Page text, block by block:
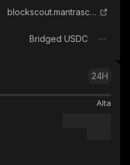
blockscout.mantrascan.io
Bridged USDC
24H
Alta